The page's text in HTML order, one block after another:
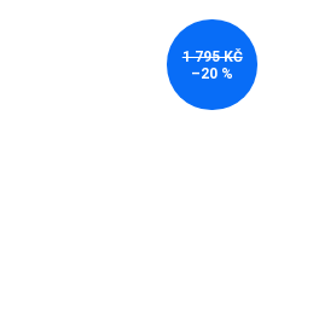
1 795 KČ
–20 %